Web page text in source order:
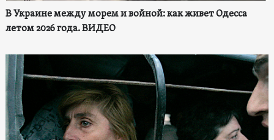
В Украине между морем и войной: как живет Одесса
летом 2026 года. ВИДЕО